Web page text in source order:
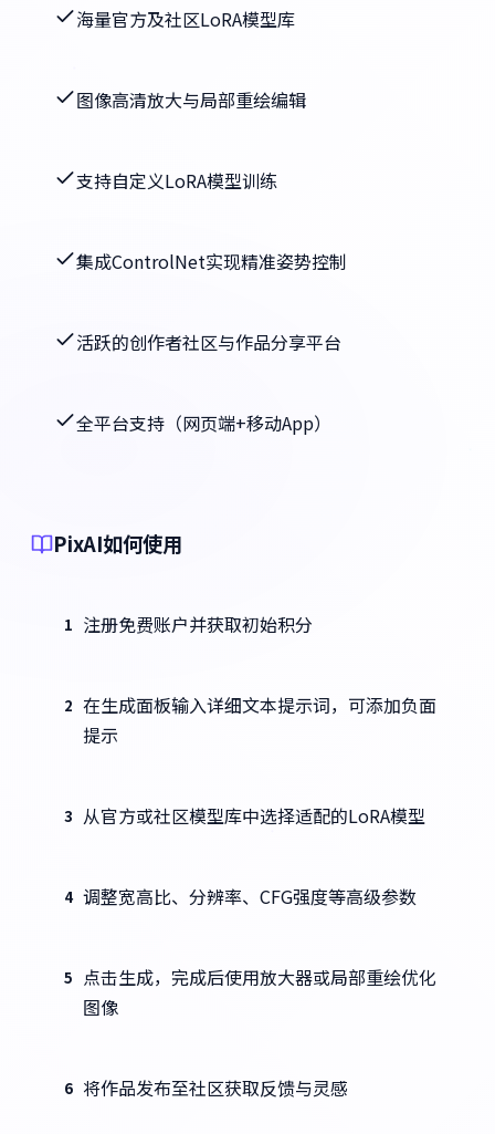
海量官方及社区LoRA模型库
图像高清放大与局部重绘编辑
支持自定义LoRA模型训练
集成ControlNet实现精准姿势控制
活跃的创作者社区与作品分享平台
全平台支持（网页端+移动App）
PixAI如何使用
1 注册免费账户并获取初始积分
2 在生成面板输入详细文本提示词，可添加负面
提示
3 从官方或社区模型库中选择适配的LoRA模型
4 调整宽高比、分辨率、CFG强度等高级参数
5 点击生成，完成后使用放大器或局部重绘优化
图像
6 将作品发布至社区获取反馈与灵感